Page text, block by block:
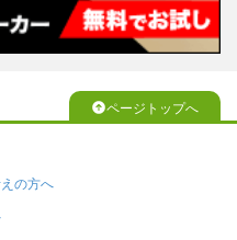
ページトップへ
の方へ